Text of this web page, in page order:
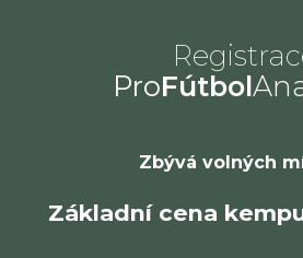
ProFútbol
Zbývá volných
Základní cena